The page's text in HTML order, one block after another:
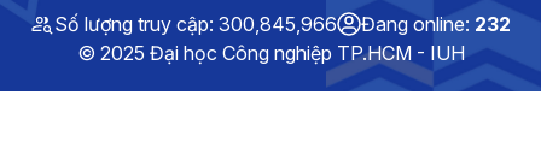
Số lượng truy cập: 300,845,966 Đang online: 232
© 2025 Đại học Công nghiệp TP.HCM - IUH